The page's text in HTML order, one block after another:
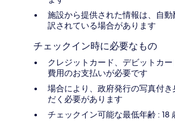
施設から提供された情報は、自
訳されている場合があります
チェックイン時に必要なもの
クレジットカード、デビットカ
費用のお支払いが必要です
場合により、政府発行の写真付
だく必要があります
チェックイン可能な最低年齢 : 18